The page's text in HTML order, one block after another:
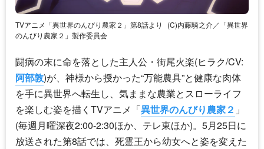
TVアニメ「異世界のんびり農家２」第8話より
(C)内藤騎之介／「異世界
のんびり農家２」製作委員会
闘病の末に命を落とした主人公・街尾火楽(ヒラク/CV:
阿部敦)が、神様から授かった“万能農具”と健康な肉体
を手に異世界へ転生し、気ままな農業とスローライフ
を楽しむ姿を描くTVアニメ「異世界のんびり農家２ 」
(毎週月曜深夜2:00-2:30ほか、テレ東ほか)。5月25日に
放送された第8話では、死霊王から幼女へと姿を変えた